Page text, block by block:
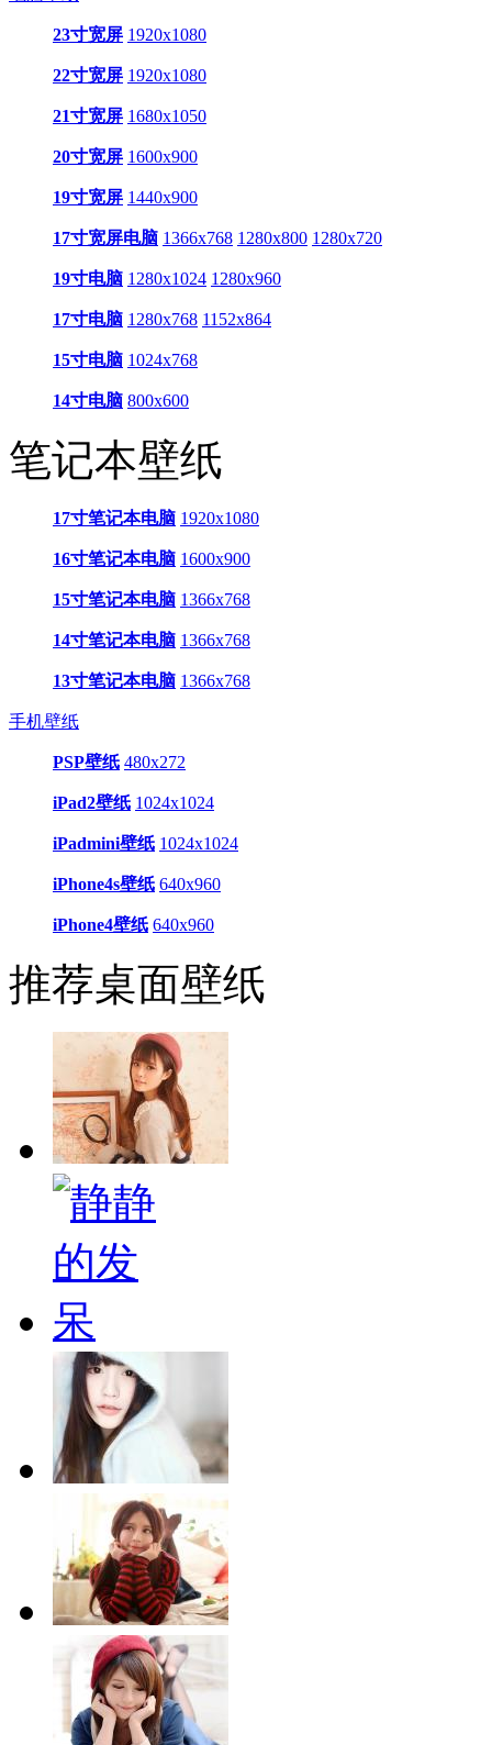
23寸宽屏 1920x1080
22寸宽屏 1920x1080
21寸宽屏 1680x1050
20寸宽屏 1600x900
19寸宽屏 1440x900
17寸宽屏电脑 1366x768 1280x800 1280x720
19寸电脑 1280x1024 1280x960
17寸电脑 1280x768 1152x864
15寸电脑 1024x768
14寸电脑 800x600
笔记本壁纸
17寸笔记本电脑 1920x1080
16寸笔记本电脑 1600x900
15寸笔记本电脑 1366x768
14寸笔记本电脑 1366x768
13寸笔记本电脑 1366x768
手机壁纸
PSP壁纸 480x272
iPad2壁纸 1024x1024
iPadmini壁纸 1024x1024
iPhone4s壁纸 640x960
iPhone4壁纸 640x960
推荐桌面壁纸